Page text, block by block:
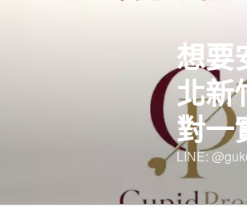
想要
北新
對一
LINE: